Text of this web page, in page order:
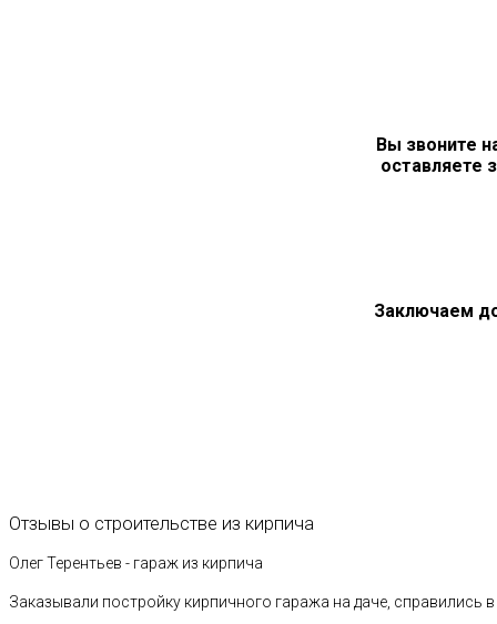
Вы звоните
оставляете
Заключаем
Отзывы о строительстве из кирпича
Олег Терентьев - гараж из кирпича
Заказывали постройку кирпичного гаража на даче, справились